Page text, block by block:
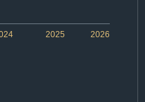
2026
2025